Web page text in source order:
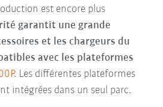
est encore plus
garantit une grande
et les chargeurs du
avec les plateformes
. Les différentes plateformes
intégrées dans un seul parc.